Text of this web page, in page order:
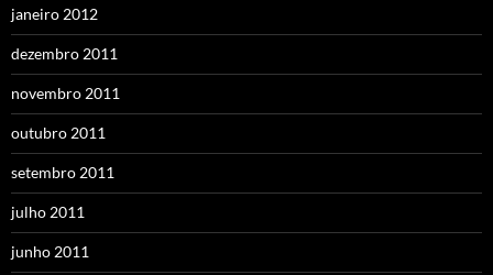
janeiro 2012
dezembro 2011
novembro 2011
outubro 2011
setembro 2011
julho 2011
junho 2011